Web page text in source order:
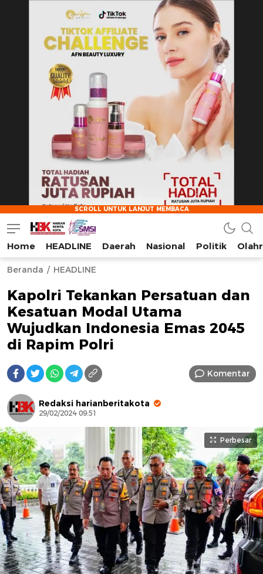
AFN BEAUTY LUXURY
HarianBeritaKota
Mengabarkan Setiap Detil, Sudut, dan Cerita Kota
Home HEADLINE Daerah Nasional Politik
Beranda HEADLINE
Kapolri Tekankan Persatuan dan
Kesatuan Modal Utama
Wujudkan Indonesia Emas 2045
di Rapim Polri
Komentar
Redaksi harianberitakota
29/02/2024 09:51
Perbesar